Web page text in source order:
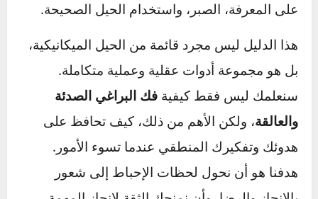
“افعلها بنفسك”. لكن الخبر السار هو أن التعامل
معها بنجاح لا يعتمد على القوة البدنية بقدر ما يعتمد
على المعرفة، الصبر، واستخدام الحيل الصحيحة.
هذا الدليل ليس مجرد قائمة من الحيل الميكانيكية،
بل هو مجموعة أدوات عقلية وعملية متكاملة.
سنعلمك ليس فقط كيفية فك البراغي الصدئة
والعالقة، ولكن الأهم من ذلك، كيف تحافظ على